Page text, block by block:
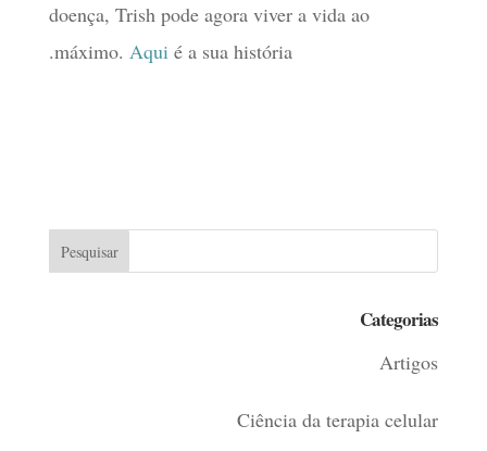
doença, Trish pode agora viver a vida ao
máximo. Aquié a sua história.
Categorias
Artigos
Ciência da terapia celular